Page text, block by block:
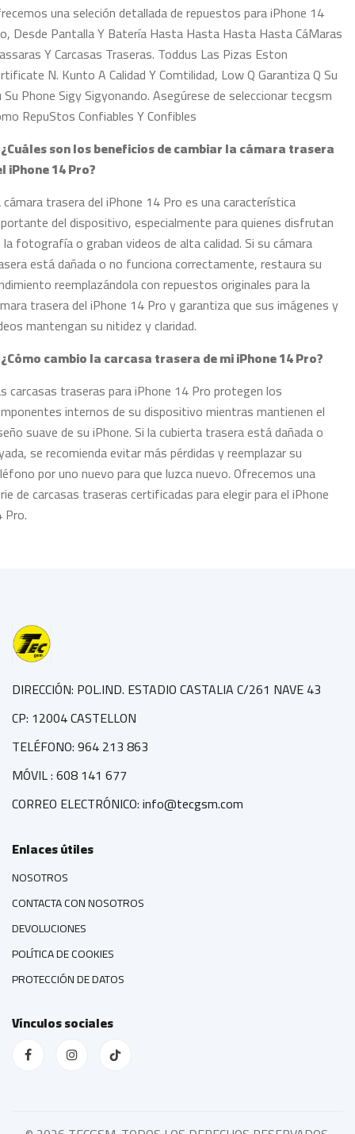
una seleción detallada de repuestos para iPhone 14
Desde Pantalla Y Batería Hasta Hasta Hasta Hasta CáMaras
Y Carcasas Traseras. Toddus Las Pizas Eston
N. Kunto A Calidad Y Comtilidad, Low Q Garantiza Q Su
Su Phone Sigy Sigyonando. Asegúrese de seleccionar tecgsm
RepuStos Confiables Y Confibles
son los beneficios de cambiar la cámara trasera
iPhone 14 Pro?
cámara trasera del iPhone 14 Pro es una característica
del dispositivo, especialmente para quienes disfrutan
la fotografía o graban videos de alta calidad. Si su cámara
está dañada o no funciona correctamente, restaura su
reemplazándola con repuestos originales para la
trasera del iPhone 14 Pro y garantiza que sus imágenes y
mantengan su nitidez y claridad.
cambio la carcasa trasera de mi iPhone 14 Pro?
carcasas traseras para iPhone 14 Pro protegen los
internos de su dispositivo mientras mantienen el
suave de su iPhone. Si la cubierta trasera está dañada o
se recomienda evitar más pérdidas y reemplazar su
por uno nuevo para que luzca nuevo. Ofrecemos una
de carcasas traseras certificadas para elegir para el iPhone
Pro.
DIRECCIÓN: POL.IND. ESTADIO CASTALIA C/261 NAVE 43
CP: 12004 CASTELLON
TELÉFONO: 964 213 863
MÓVIL : 608 141 677
CORREO ELECTRÓNICO: info@tecgsm.com
Enlaces útiles
NOSOTROS
CONTACTA CON NOSOTROS
DEVOLUCIONES
POLÍTICA DE COOKIES
PROTECCIÓN DE DATOS
Vínculos sociales